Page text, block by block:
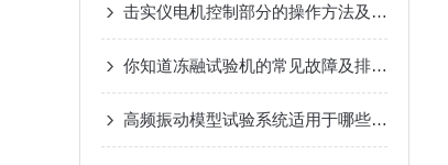
击实仪电机控制部分的操作方法及注意事项分享
你知道冻融试验机的常见故障及排除方法么
高频振动模型试验系统适用于哪些实验对象？